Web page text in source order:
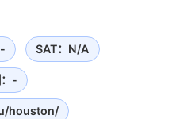
SAT：N/A
-
houston/